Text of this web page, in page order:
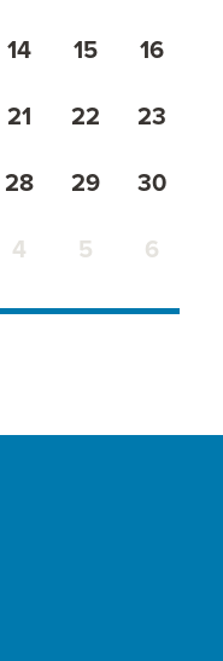
14 15 16
21 22 23
28 29 30
4 5 6